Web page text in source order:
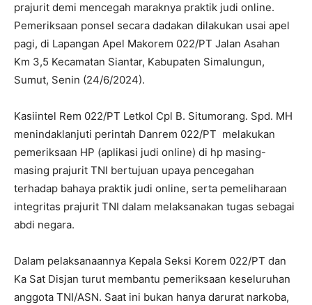
prajurit demi mencegah maraknya praktik judi online.
Pemeriksaan ponsel secara dadakan dilakukan usai apel
pagi, di Lapangan Apel Makorem 022/PT Jalan Asahan
Km 3,5 Kecamatan Siantar, Kabupaten Simalungun,
Sumut, Senin (24/6/2024).
Kasiintel Rem 022/PT Letkol Cpl B. Situmorang. Spd. MH
menindaklanjuti perintah Danrem 022/PT melakukan
pemeriksaan HP (aplikasi judi online) di hp masing-
masing prajurit TNI bertujuan upaya pencegahan
terhadap bahaya praktik judi online, serta pemeliharaan
integritas prajurit TNI dalam melaksanakan tugas sebagai
abdi negara.
Dalam pelaksanaannya Kepala Seksi Korem 022/PT dan
Ka Sat Disjan turut membantu pemeriksaan keseluruhan
anggota TNI/ASN. Saat ini bukan hanya darurat narkoba,